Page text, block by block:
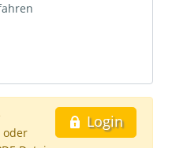
Login
oder